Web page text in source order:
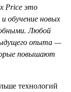
Price это
обучение новых
Любой
опыта —
повышают